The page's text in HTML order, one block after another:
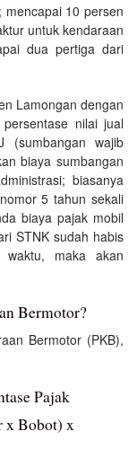
mencapai 10 persen
untuk kendaraan
dua pertiga dari
Lamongan dengan
nilai jual
(sumbangan wajib
biaya sumbangan
biasanya
5 tahun sekali
biaya pajak mobil
STNK sudah habis
maka akan
Bermotor?
Bermotor (PKB),
Pajak
x Bobot) x